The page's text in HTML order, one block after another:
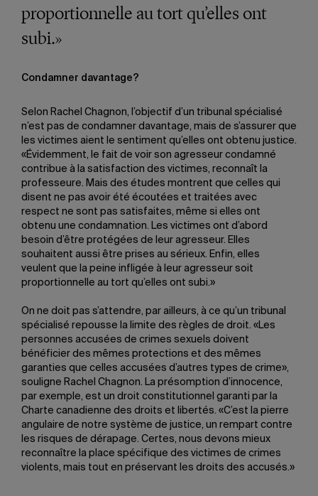
proportionnelle au tort qu’elles ont
subi.»
Condamner davantage?
Selon Rachel Chagnon, l’objectif d’un tribunal spécialisé
n’est pas de condamner davantage, mais de s’assurer que
les victimes aient le sentiment qu’elles ont obtenu justice.
«Évidemment, le fait de voir son agresseur condamné
contribue à la satisfaction des victimes, reconnaît la
professeure. Mais des études montrent que celles qui
disent ne pas avoir été écoutées et traitées avec
respect ne sont pas satisfaites, même si elles ont
obtenu une condamnation. Les victimes ont d’abord
besoin d’être protégées de leur agresseur. Elles
souhaitent aussi être prises au sérieux. Enfin, elles
veulent que la peine infligée à leur agresseur soit
proportionnelle au tort qu’elles ont subi.»
On ne doit pas s’attendre, par ailleurs, à ce qu’un tribunal
spécialisé repousse la limite des règles de droit. «Les
personnes accusées de crimes sexuels doivent
bénéficier des mêmes protections et des mêmes
garanties que celles accusées d’autres types de crime»,
souligne Rachel Chagnon. La présomption d’innocence,
par exemple, est un droit constitutionnel garanti par la
Charte canadienne des droits et libertés. «C’est la pierre
angulaire de notre système de justice, un rempart contre
les risques de dérapage. Certes, nous devons mieux
reconnaître la place spécifique des victimes de crimes
violents, mais tout en préservant les droits des accusés.»